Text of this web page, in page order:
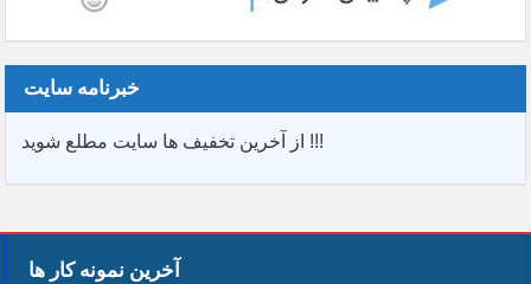
خبرنامه سایت
از آخرین تخفیف ها سایت مطلع شوید !!!
آخرین نمونه کار ها